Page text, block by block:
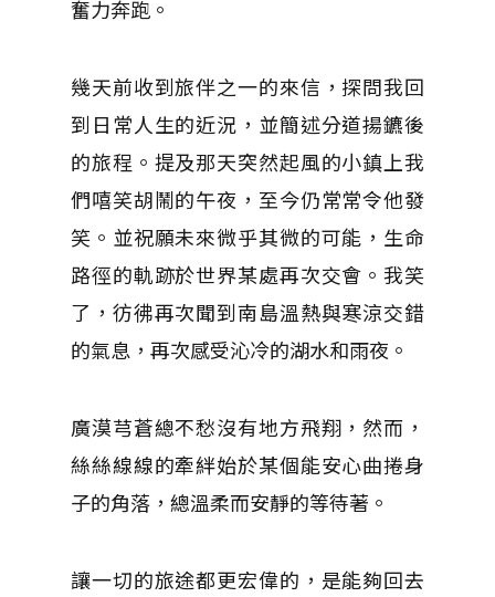
奮力奔跑。
幾天前收到旅伴之一的來信，探問我回
到日常人生的近況，並簡述分道揚鑣後
的旅程。提及那天突然起風的小鎮上我
們嘻笑胡鬧的午夜，至今仍常常令他發
笑。並祝願未來微乎其微的可能，生命
路徑的軌跡於世界某處再次交會。我笑
了，彷彿再次聞到南島溫熱與寒涼交錯
的氣息，再次感受沁冷的湖水和雨夜。
廣漠芎蒼總不愁沒有地方飛翔，然而，
絲絲線線的牽絆始於某個能安心曲捲身
子的角落，總溫柔而安靜的等待著。
讓一切的旅途都更宏偉的，是能夠回去